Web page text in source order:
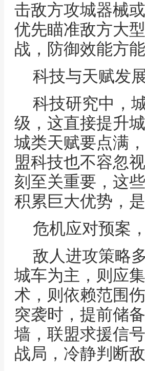
击敌方攻城器械
优先瞄准敌方大
战，防御效能方能
科技与天赋发
科技研究中，
级，这直接提升
城类天赋要点满
盟科技也不容忽
刻至关重要，这
积累巨大优势，
危机应对预案
敌人进攻策略
城车为主，则应
术，则依赖范围
突袭时，提前储
墙，联盟求援信
战局，冷静判断